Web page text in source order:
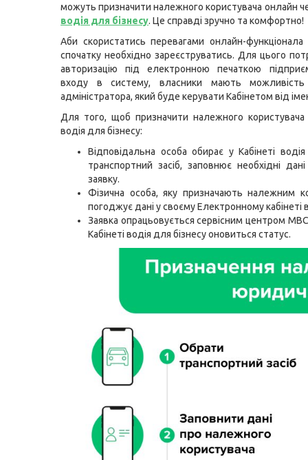
можуть призначити належного користувача онлайн
водія для бізнесу. Це справді зручно та комфортно!
Аби скористатись перевагами онлайн-функціонала
спочатку необхідно зареєструватись. Для цього
авторизацію під електронною печаткою
входу в систему, власники мають можливість
адміністратора, який буде керувати Кабінетом від
Для того, щоб призначити належного
водія для бізнесу:
Відповідальна особа обирає у Кабінеті
транспортний засіб, заповнює необхідні
заявку.
Фізична особа, яку призначають належним
погоджує дані у своєму Електронному кабінеті
Заявка опрацьовується сервісним центром
Кабінеті водія для бізнесу оновиться статус.